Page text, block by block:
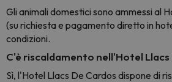
Gli animali domestici sono ammessi al
(su richiesta e pagamento diretto in
condizioni.
C'è riscaldamento nell'Hotel Llacs
Sì, l'Hotel Llacs De Cardos dispone di